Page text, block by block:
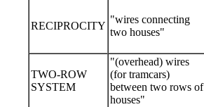
RECIPROCITY
"wires connecting
two houses"
TWO-ROW
SYSTEM
"(overhead) wires
(for tramcars)
between two rows of
houses"